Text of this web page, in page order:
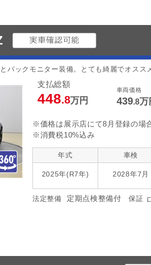
バックモニター装備。とても綺麗でオスス
支払総額
448.8万円
車両価格
439.8万
※価格は展示店にて8月登録の場
※消費税10%込み
年式
2025年(R7年)
車検
2028年7月
法定整備 定期点検整備付 保証